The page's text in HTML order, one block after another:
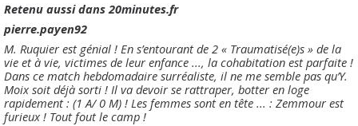
Retenu aussi dans 20minutes.fr
pierre.payen92
M. Ruquier est génial ! En s’entourant de 2 « Traumatisé(e)s » de la
vie et à vie, victimes de leur enfance ..., la cohabitation est parfaite !
Dans ce match hebdomadaire surréaliste, il ne me semble pas qu’Y.
Moix soit déjà sorti ! Il va devoir se rattraper, botter en loge
rapidement : (1 A/ 0 M) ! Les femmes sont en tête ... : Zemmour est
furieux ! Tout fout le camp !